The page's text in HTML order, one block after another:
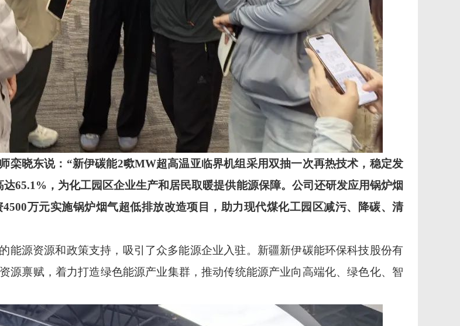
栾晓东说： “新伊碳能2㗵MW超高温亚临界机组采用双抽一次再热技术，稳定发
65.1%，为化工园区企业生产和居民取暖提供能源保障。公司还研发应用锅炉烟
万元实施锅炉烟气超低排放改造项目，助力现代煤化工园区减污、降碳、清
能源资源和政策支持，吸引了众多能源企业入驻。新疆新伊碳能环保科技股份有
源禀赋，着力打造绿色能源产业集群，推动传统能源产业向高端化、绿色化、智